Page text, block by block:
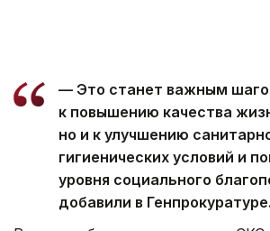
— Это станет важным
к повышению качества
но и к улучшению
гигиенических условий и
уровня социального
добавили в Генпрокуратуре.